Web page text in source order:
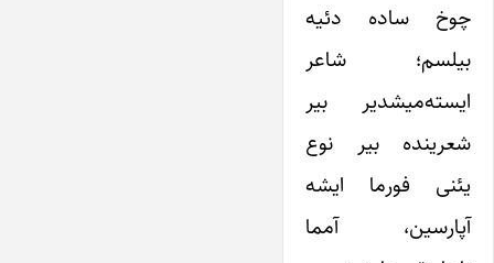
چوخ ساده دئیه
بیلسم؛ شاعر
ایسته‌میشدیر بیر
شعرینده بیر نوع
یئنی فورما ایشه
آپارسین، آمما